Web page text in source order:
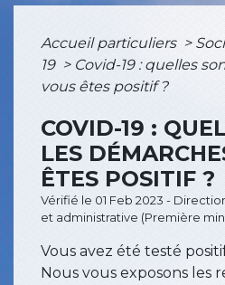
Accueil particuliers >
19 > Covid-19 : quelles
vous êtes positif ?
COVID-19 :
LES
ÊTES POSITIF ?
Vérifié le 01 Feb 2023 -
et administrative (Première
Vous avez été testé
Nous vous exposons les